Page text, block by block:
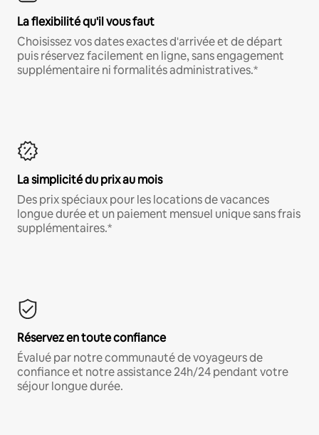
La flexibilité qu'il vous faut
Choisissez vos dates exactes d'arrivée et de départ
puis réservez facilement en ligne, sans engagement
supplémentaire ni formalités administratives.*
La simplicité du prix au mois
Des prix spéciaux pour les locations de vacances
longue durée et un paiement mensuel unique sans frais
supplémentaires.*
Réservez en toute confiance
Évalué par notre communauté de voyageurs de
confiance et notre assistance 24h/24 pendant votre
séjour longue durée.